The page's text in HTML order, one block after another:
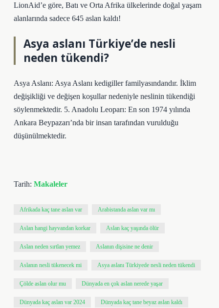
LionAid’e göre, Batı ve Orta Afrika ülkelerinde doğal yaşam
alanlarında sadece 645 aslan kaldı!
Asya aslanı Türkiye’de nesli
neden tükendi?
Asya Aslanı: Asya Aslanı kedigiller familyasındandır. İklim
değişikliği ve değişen koşullar nedeniyle neslinin tükendiği
söylenmektedir. 5. Anadolu Leoparı: En son 1974 yılında
Ankara Beypazarı’nda bir insan tarafından vurulduğu
düşünülmektedir.
Tarih: Makaleler
Afrikada kaç tane aslan var Arabistanda aslan var mı
Aslan hangi hayvandan korkar Aslan kaç yaşında ölür
Aslan neden sırtlan yemez Aslanın dişisine ne denir
Aslanın nesli tükenecek mi Asya aslanı Türkiyede nesli neden tükendi
Çölde aslan olur mu Dünyada en çok aslan nerede yaşar
Dünyada kaç aslan var 2024 Dünyada kaç tane beyaz aslan kaldı